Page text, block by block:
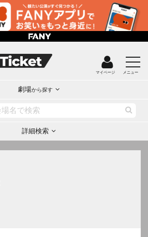
マイページ メニュー
劇場から探す
詳細検索